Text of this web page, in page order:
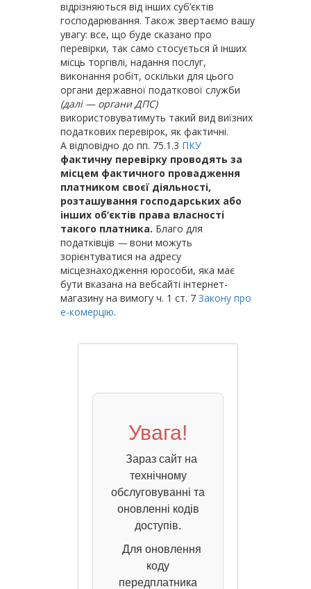
відрізняються від інших суб’єктів
господарювання. Також звертаємо вашу
увагу: все, що буде сказано про
перевірки, так само стосується й інших
місць торгівлі, надання послуг,
виконання робіт, оскільки для цього
органи державної податкової служби
(далі — органи ДПС)
використовуватимуть такий вид виїзних
податкових перевірок, як фактичні.
А відповідно до пп. 75.1.3 ПКУ
фактичну перевірку проводять за
місцем фактичного провадження
платником своєї дія­льності,
розташування господарських або
інших об’єктів права власності
такого платника. Благо для
податківців —вони можуть
зорієнтуватися на адресу
місцезнаходження юрособи, яка має
бути вказана на вебсайті інтернет-
магазину на вимогу ч. 1 ст. 7 Закону про
е-комерцію.
Увага!
Зараз сайт на
технічному
обслуговуванні та
оновленні кодів
доступів.
Для оновлення
коду
передплатника